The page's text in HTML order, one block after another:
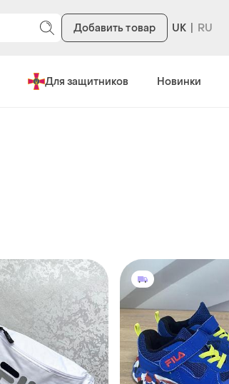
Добавить товар UK
Для защитников Новинки